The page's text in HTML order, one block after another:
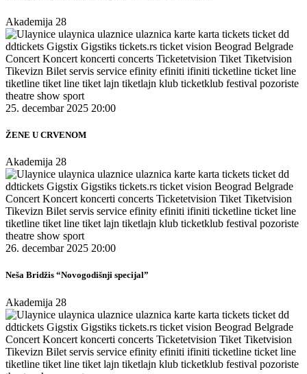
Akademija 28
25. decembar 2025 20:00
ŽENE U CRVENOM
Akademija 28
26. decembar 2025 20:00
Neša Bridžis “Novogodišnji specijal”
Akademija 28